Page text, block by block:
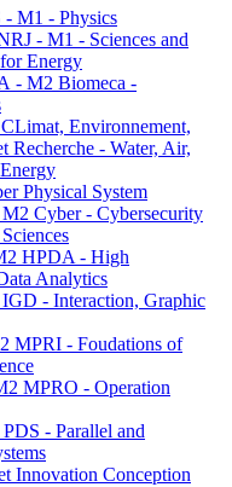
M1 - Physics
- M1 - Sciences and
Energy
- M2 Biomeca -
Environnement,
Recherche - Water, Air,
Physical System
Cyber - Cybersecurity
HPDA - High
Analytics
- Interaction, Graphic
MPRI - Foudations of
MPRO - Operation
- Parallel and
Innovation Conception